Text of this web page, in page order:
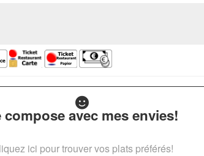
compose avec mes envies!
ici pour trouver vos plats préférés!